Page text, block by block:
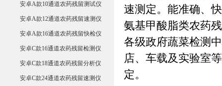
安卓A款10通道农药残留测试仪
安卓A款12通道农药残留速测仪
安卓A款16通道农药残留快检仪
安卓C款16通道农药残留检测仪
安卓C款18通道农药残留分析仪
安卓C款24通道农药残留速测仪
速测定。能准确、
氨基甲酸脂类农药
各级政府蔬菜检测
店、车载及实验室
定。